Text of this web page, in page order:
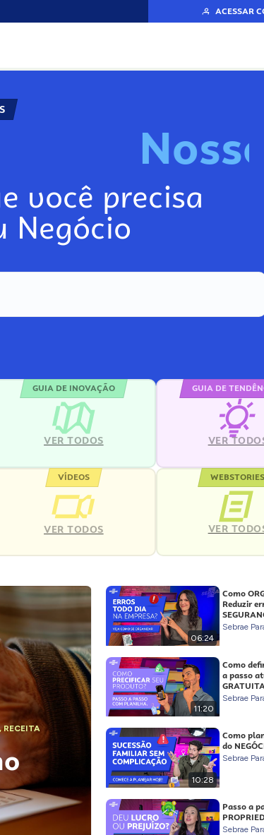
ACESSAR
Nosso
você precisa
Negócio
GUIA DE INOVAÇÃO
VER TODOS
GUIA DE
VER
VÍDEOS
VER TODOS
WEBSTORIES
VER
,RECEITA
06:24
Como
Reduzir
Sebrae
11:20
Como
a passo
Sebrae
10:28
Como
do
Sebrae
Passo a
Sebrae